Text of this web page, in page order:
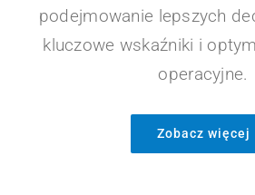
podejmowanie lepszych
kluczowe wskaźniki i
operacyjne.
Zobacz więcej